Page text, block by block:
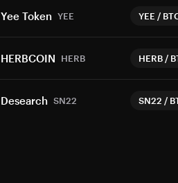
Yee Token YEE YEE /
HERBCOIN HERB HERB /
Desearch SN22 SN22 /